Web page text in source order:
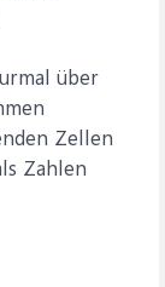
über
Zellen
Zahlen